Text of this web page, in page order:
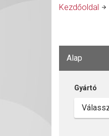
Kezdőoldal
Alap
Gyártó